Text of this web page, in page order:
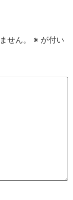
せん。 ※ が付い